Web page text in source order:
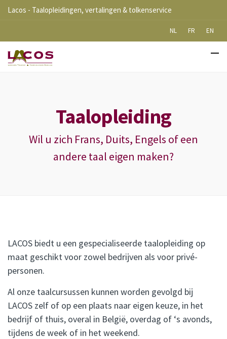
Lacos - Taalopleidingen, vertalingen & tolkenservice
NL FR EN
Taalopleiding
Wil u zich Frans, Duits, Engels of een
andere taal eigen maken?
LACOS biedt u een gespecialiseerde taalopleiding op
maat geschikt voor zowel bedrijven als voor privé-
personen.
Al onze taalcursussen kunnen worden gevolgd bij
LACOS zelf of op een plaats naar eigen keuze, in het
bedrijf of thuis, overal in België, overdag of ‘s avonds,
tijdens de week of in het weekend.